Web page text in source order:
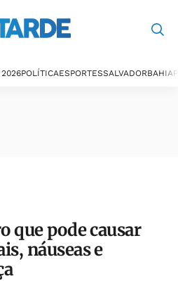
2026POLÍTICAESPORTESSALVADORBAHIA
que pode causar
náuseas e